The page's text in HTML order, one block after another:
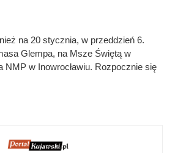
na 20 stycznia, w przeddzień 6.
Glempa, na Msze Świętą w
NMP w Inowrocławiu. Rozpocznie się